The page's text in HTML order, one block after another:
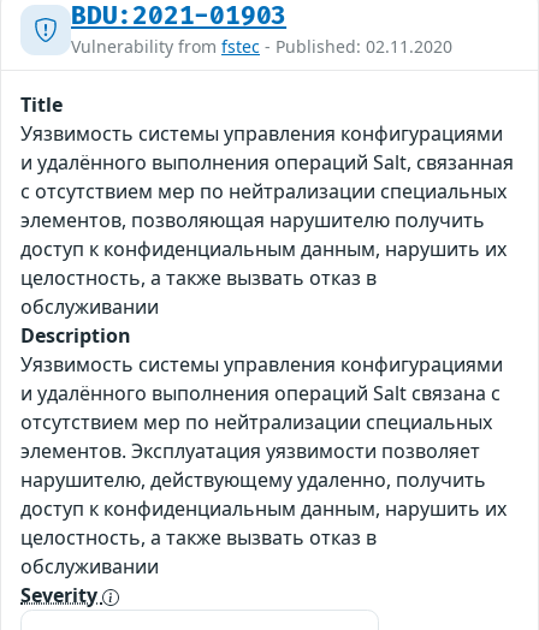
BDU:2021-01903
Vulnerability from fstec - Published: 02.11.2020
Title
Уязвимость системы управления конфигурациями
и удалённого выполнения операций Salt, связанная
с отсутствием мер по нейтрализации специальных
элементов, позволяющая нарушителю получить
доступ к конфиденциальным данным, нарушить их
целостность, а также вызвать отказ в
обслуживании
Description
Уязвимость системы управления конфигурациями
и удалённого выполнения операций Salt связана с
отсутствием мер по нейтрализации специальных
элементов. Эксплуатация уязвимости позволяет
нарушителю, действующему удаленно, получить
доступ к конфиденциальным данным, нарушить их
целостность, а также вызвать отказ в
обслуживании
Severity